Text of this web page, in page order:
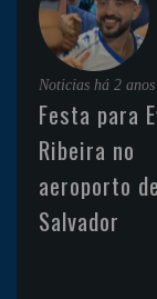
Noticias há 2 anos
Festa para
Ribeira no
aeroporto de
Salvador